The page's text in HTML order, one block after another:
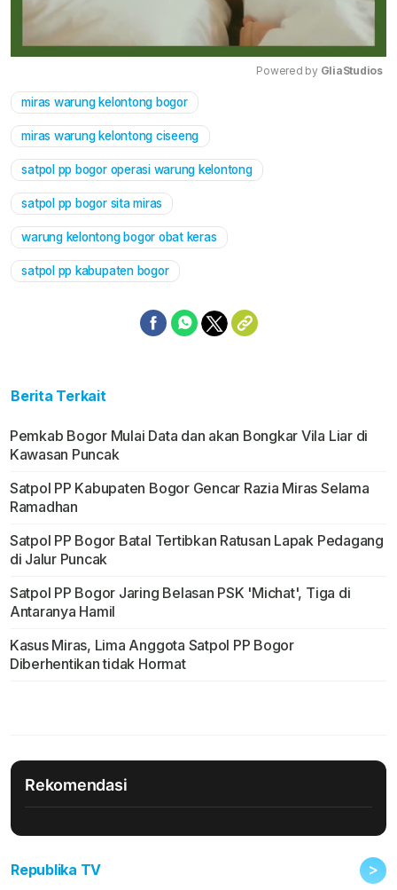
Powered by GliaStudios
miras warung kelontong bogor
miras warung kelontong ciseeng
satpol pp bogor operasi warung kelontong
satpol pp bogor sita miras
warung kelontong bogor obat keras
satpol pp kabupaten bogor
Berita Terkait
Pemkab Bogor Mulai Data dan akan Bongkar Vila Liar di
Kawasan Puncak
Satpol PP Kabupaten Bogor Gencar Razia Miras Selama
Ramadhan
Satpol PP Bogor Batal Tertibkan Ratusan Lapak Pedagang
di Jalur Puncak
Satpol PP Bogor Jaring Belasan PSK 'Michat', Tiga di
Antaranya Hamil
Kasus Miras, Lima Anggota Satpol PP Bogor
Diberhentikan tidak Hormat
Rekomendasi
Republika TV >